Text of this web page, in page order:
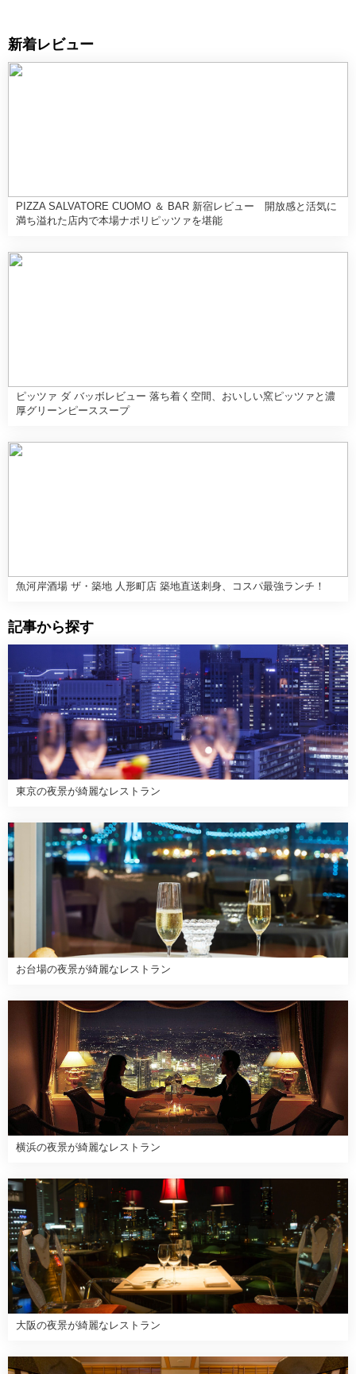
新着レビュー
PIZZA SALVATORE CUOMO ＆ BAR 新宿レビュー 開放感と活気に
満ち溢れた店内で本場ナポリピッツァを堪能
ピッツァ ダ バッボレビュー 落ち着く空間、おいしい窯ピッツァと濃
厚グリーンピーススープ
魚河岸酒場 ザ・築地 人形町店 築地直送刺身、コスパ最強ランチ！
記事から探す
東京の夜景が綺麗なレストラン
お台場の夜景が綺麗なレストラン
横浜の夜景が綺麗なレストラン
大阪の夜景が綺麗なレストラン